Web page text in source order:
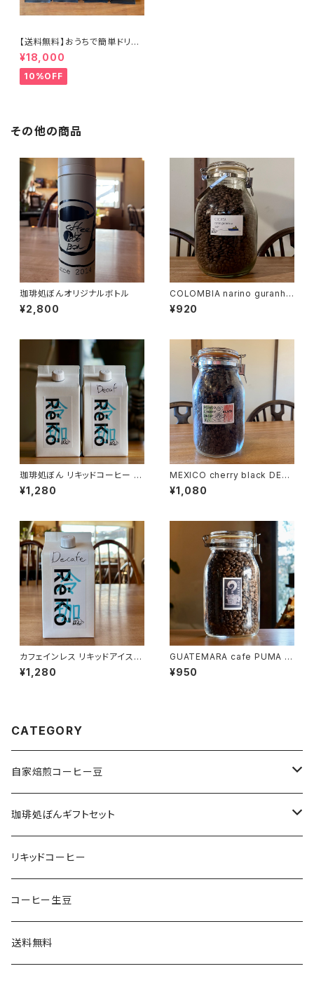
【送料無料】おうちで簡単ドリッ
プバッグ100個セット
¥18,000
10%OFF
その他の商品
珈琲処ぼんオリジナルボトル
¥2,800
COLOMBIA narino guranho
ya SUP 100g
¥920
珈琲処ぼん リキッドコーヒー R
eKo 1L
¥1,280
MEXICO cherry black DEC
AF 100g
¥1,080
カフェインレス リキッドアイスコ
ーヒー ＲeKo 1L
¥1,280
GUATEMARA cafe PUMA 1
00g
¥950
CATEGORY
自家焙煎コーヒー豆
珈琲処ぼんオリジナルブレンド
スペシャルティコーヒー
オリジナルブレンド
珈琲処ぼんセレクト
400gまとめてセット
珈琲処ぼんギフトセット
coffee1056bon GIFT BOX
Tシャツ
スマホケース
リキッドコーヒー
コーヒー生豆
送料無料